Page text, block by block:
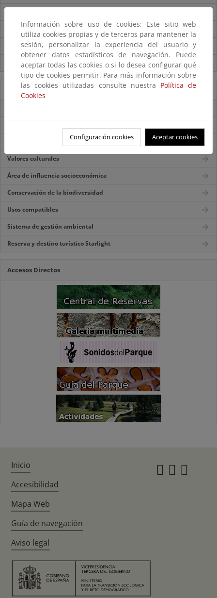
Itinerarios
Normas de visita
Servicios externos
Información del Parque
Valores culturales
Área de influencia socioeconómica
Conservación de la biodiversidad
Usos compatibles
Sistema de gestión ambiental
Reserva y destino turístico Starlight
Accesos Directos
Información sobre uso de cookies: Este sitio web
utiliza cookies propias y de terceros para mantener la
sesión, personalizar la experiencia del usuario y
obtener datos estadísticos de navegación. Puede
aceptar todas las cookies o si lo desea configurar qué
tipo de cookies permitir. Para más información sobre
las cookies utilizadas consulte nuestra Política de
Cookies
Configuración cookies Aceptar cookies
Inicio
Accesibilidad
Mapa Web
Guía de navegación
Aviso legal